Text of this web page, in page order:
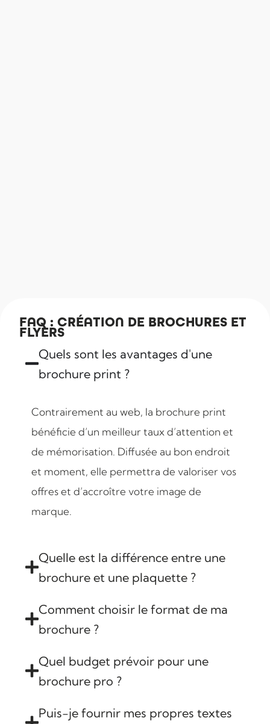
FAQ : CRÉATION DE BROCHURES ET
FLYERS
Quels sont les avantages d'une
brochure print ?
Contrairement au web, la brochure print
bénéficie d’un meilleur taux d’attention et
de mémorisation. Diffusée au bon endroit
et moment, elle permettra de valoriser vos
offres et d’accroître votre image de
marque.
Quelle est la différence entre une
brochure et une plaquette ?
Comment choisir le format de ma
brochure ?
Quel budget prévoir pour une
brochure pro ?
Puis-je fournir mes propres textes